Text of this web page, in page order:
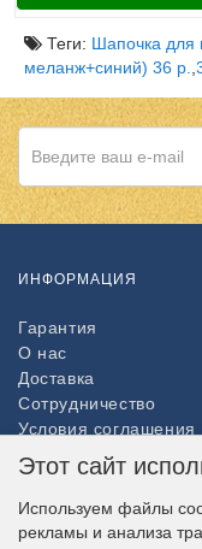
Теги: Шапочка для
меланж+синий) 36 р.
ИНФОРМАЦИЯ
Гарантия
О нас
Доставка
Сотрудничество
Условия соглашения
Возврат товара
Партнёры
Этот сайт
Используем файлы
рекламы и анализа